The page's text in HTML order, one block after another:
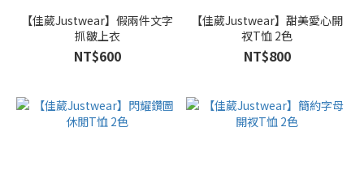
【佳葳Justwear】假兩件文字
抓皺上衣
NT$600
【佳葳Justwear】甜美愛心開
衩T恤 2色
NT$800